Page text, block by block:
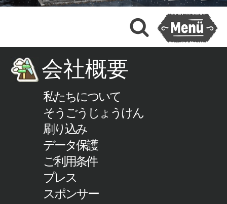
会社概要
私たちについて
そうごうじょうけん
刷り込み
データ保護
ご利用条件
プレス
スポンサー